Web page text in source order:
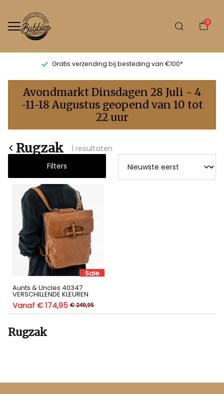
0
Gratis verzending bij besteding van €100*
Rugzak
Bubbles
Sluis
Avondmarkt Dinsdagen 28 Juli - 4
-11-18 Augustus geopend van 10 tot
22 uur
Rugzak
1 resultaten
Filters
Sale
Aunts & Uncles 40347
VERSCHILLENDE KLEUREN
Vanaf € 174,95 € 249,95
Rugzak